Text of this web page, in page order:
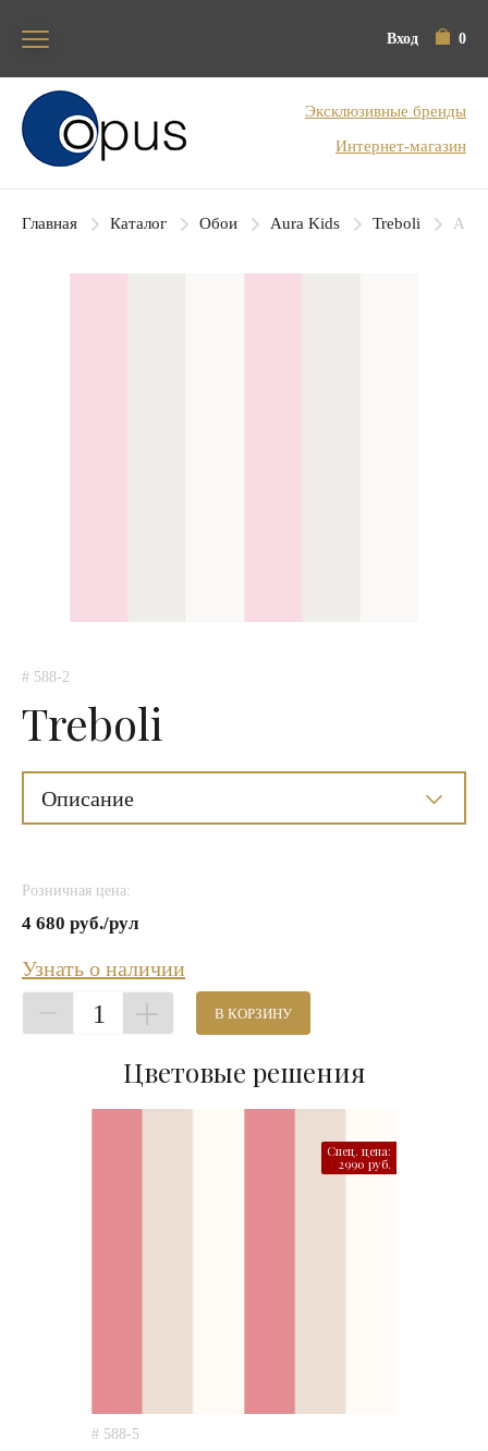
Вход 0
Блок поиска
Эксклюзивные бренды
Интернет-магазин
Главная Каталог Обои Aura Kids Treboli
# 588-2
Treboli
Описание
Розничная цена:
4 680 руб./рул
Узнать о наличии
1 В КОРЗИНУ
Цветовые решения
Спец. цена:
2990 руб.
# 588-5